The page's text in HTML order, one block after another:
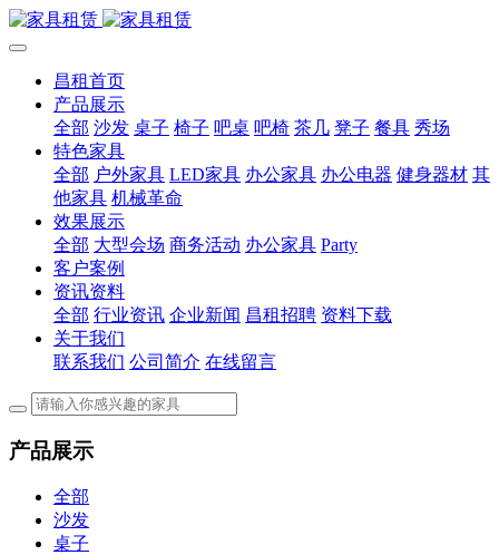
昌租首页
产品展示
全部 沙发 桌子 椅子 吧桌 吧椅 茶几 凳子 餐具 秀场
特色家具
全部 户外家具 LED家具 办公家具 办公电器 健身器材 其
他家具 机械革命
效果展示
全部 大型会场 商务活动 办公家具 Party
客户案例
资讯资料
全部 行业资讯 企业新闻 昌租招聘 资料下载
关于我们
联系我们 公司简介 在线留言
产品展示
全部
沙发
桌子